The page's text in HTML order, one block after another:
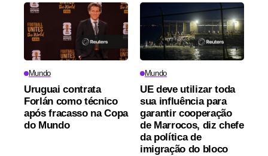
Mundo
Uruguai contrata
Forlán como técnico
após fracasso na Copa
do Mundo
Mundo
UE deve utilizar toda
sua influência para
garantir cooperação
de Marrocos, diz chefe
da política de
imigração do bloco